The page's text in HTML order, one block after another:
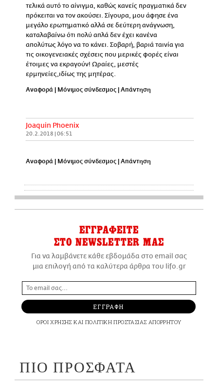
τελικά αυτό το αίνιγμα, καθώς κανείς πραγματικά δεν
πρόκειται να τον ακούσει. Σίγουρα, μου άφησε ένα
μεγάλο ερωτηματικό αλλά σε δεύτερη ανάγνωση,
καταλαβαίνω ότι πολύ απλά δεν έχει κανένα
απολύτως λόγο να το κάνει. Σοβαρή, βαριά ταινία για
τις οικογενειακές σχέσεις που μερικές φορές είναι
έτοιμες να εκραγούν! Ωραίες, μεστές
ερμηνείες,ιδίως της μητέρας.
Αναφορά | Μόνιμος σύνδεσμος | Απάντηση
Joaquin Phoenix
20.2.2018 | 06:51
Αναφορά Μόνιμος σύνδεσμος Απάντηση
ΕΓΓΡΑΦΕΙΤΕ
ΣΤΟ NEWSLETTER ΜΑΣ
Για να λαμβάνετε κάθε εβδομάδα στο email σας
μια επιλογή από τα καλύτερα άρθρα του lifo.gr
ΕΓΓΡΑΦΗ
ΟΡΟΙ ΧΡΗΣΗΣ ΚΑΙ ΠΟΛΙΤΙΚΗ ΠΡΟΣΤΑΣΙΑΣ ΑΠΟΡΡΗΤΟΥ
ΠΙΟ ΠΡΟΣΦΑΤΑ